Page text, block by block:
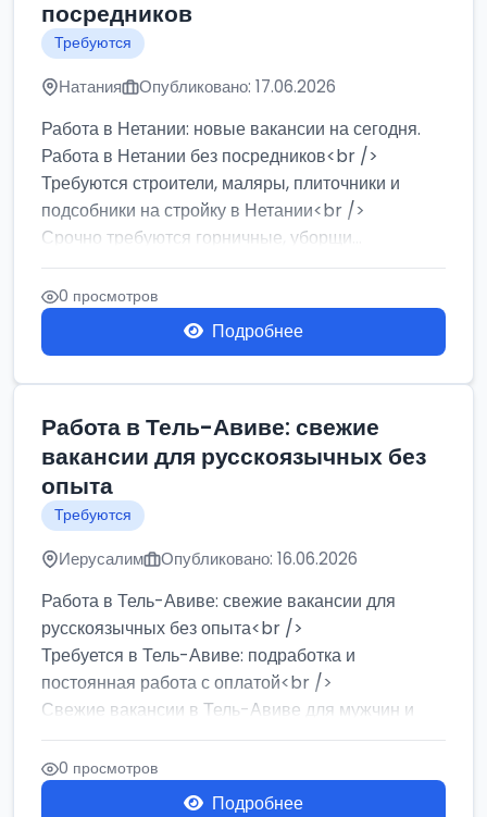
посредников
Требуются
Натания Опубликовано: 17.06.2026
Работа в Нетании: новые вакансии на сегодня.
Работа в Нетании без посредников<br />
Требуются строители, маляры, плиточники и
подсобники на стройку в Нетании<br />
Срочно требуются горничные, уборщи...
0 просмотров
Подробнее
Работа в Тель-Авиве: свежие
вакансии для русскоязычных без
опыта
Требуются
Иерусалим Опубликовано: 16.06.2026
Работа в Тель-Авиве: свежие вакансии для
русскоязычных без опыта<br />
Требуется в Тель-Авиве: подработка и
постоянная работа с оплатой<br />
Свежие вакансии в Тель-Авиве для мужчин и
женщин от хозя...
0 просмотров
Подробнее